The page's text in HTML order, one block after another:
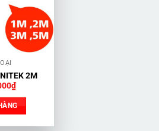
2M
₫Giá
hiện
tại
là: